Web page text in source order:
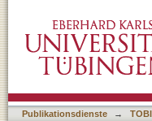
Publikationsdienste →